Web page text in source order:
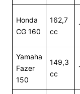
Honda
CG 160
162,7
cc
Yamaha
Fazer
150
149,3
cc